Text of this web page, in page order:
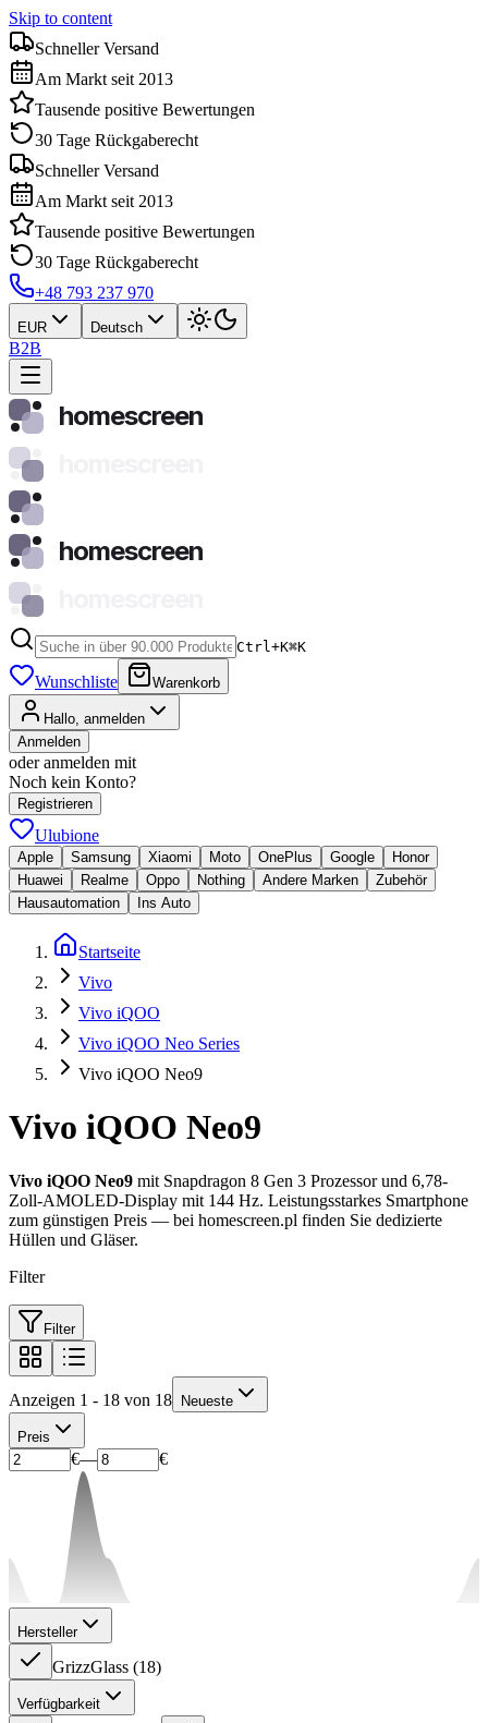
Skip to content
Schneller Versand
Am Markt seit 2013
Tausende positive Bewertungen
30 Tage Rückgaberecht
Schneller Versand
Am Markt seit 2013
Tausende positive Bewertungen
30 Tage Rückgaberecht
+48 793 237 970
EUR Deutsch
B2B
homescreen
homescreen
Ctrl+K⌘K
Wunschliste Warenkorb
Hallo, anmelden
Anmelden
oder anmelden mit
Noch kein Konto?
Registrieren
Ulubione
Apple Samsung Xiaomi Moto OnePlus Google
Honor
Huawei
Realme Oppo Nothing Andere Marken
Zubehör
Hausautomation
Ins Auto
Startseite
Vivo
Vivo iQOO
Vivo iQOO Neo Series
Vivo iQOO Neo9
Vivo iQOO Neo9
Vivo iQOO Neo9 mit Snapdragon 8 Gen 3 Prozessor und 6,78-
Zoll-AMOLED-Display mit 144 Hz. Leistungsstarkes Smartphone
zum günstigen Preis — bei homescreen.pl finden Sie dedizierte
Hüllen und Gläser.
Filter
Filter
Anzeigen 1 - 18 von 18 Neueste
Preis
€— €
Hersteller
GrizzGlass (18)
Verfügbarkeit